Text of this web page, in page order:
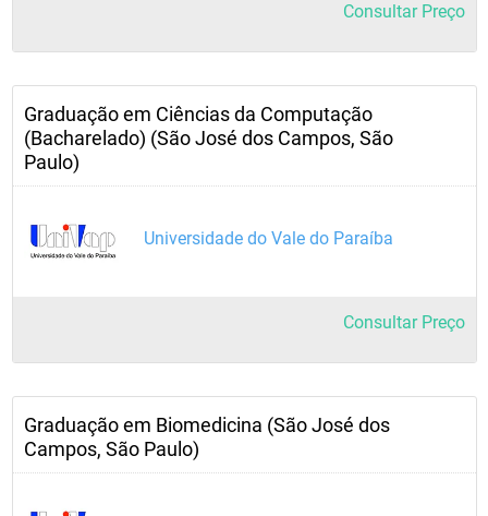
Consultar Preço
Graduação em Ciências da Computação
(Bacharelado) (São José dos Campos, São
Paulo)
Universidade do Vale do Paraíba
Consultar Preço
Graduação em Biomedicina (São José dos
Campos, São Paulo)